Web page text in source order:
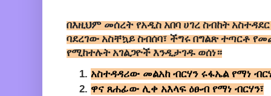
በእዚህም መሰረትየአዲስ አበባ ሀገረ ስብከት
ባደረገው አስቸኳይ ስብሰባ፣ ችግሩ በግልጽ ተጣርቶ
የሚከተሉት አገልጋዮች እንዲታገዱ ወሰነ።
አስተዳዳሪው መልአከ ብርሃን ሩፋኤል የማነ
ዋና ጸሐፊው ሊቀ አእላፍ ዕፁብ የማነ ብርሃን፣